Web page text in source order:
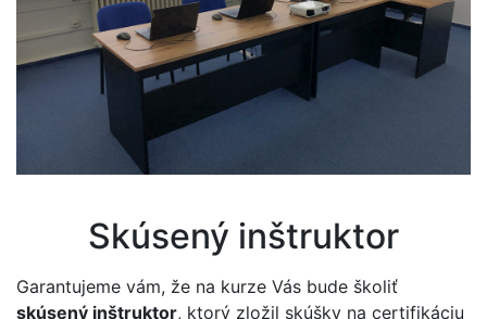
Skúsený inštruktor
Garantujeme vám, že na kurze Vás bude školiť
skúsený inštruktor, ktorý zložil skúšky na certifikáciu